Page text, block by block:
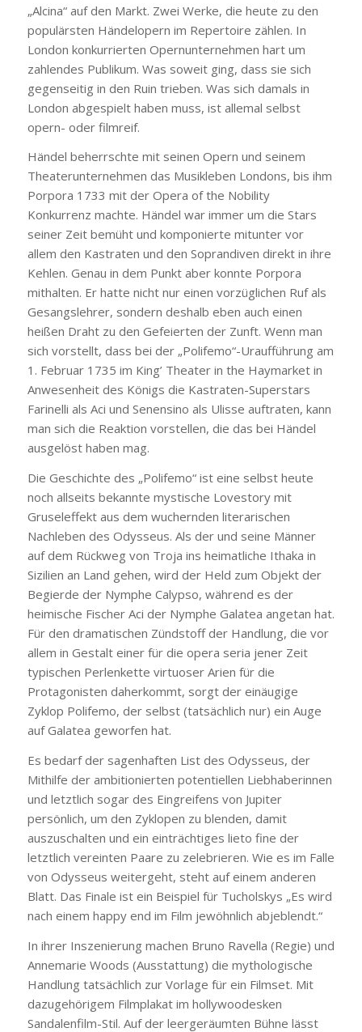
„Alcina“ auf den Markt. Zwei Werke, die heute zu den
populärsten Händelopern im Repertoire zählen. In
London konkurrierten Opernunternehmen hart um
zahlendes Publikum. Was soweit ging, dass sie sich
gegenseitig in den Ruin trieben. Was sich damals in
London abgespielt haben muss, ist allemal selbst
opern- oder filmreif.
Händel beherrschte mit seinen Opern und seinem
Theaterunternehmen das Musikleben Londons, bis ihm
Porpora 1733 mit der Opera of the Nobility
Konkurrenz machte. Händel war immer um die Stars
seiner Zeit bemüht und komponierte mitunter vor
allem den Kastraten und den Soprandiven direkt in ihre
Kehlen. Genau in dem Punkt aber konnte Porpora
mithalten. Er hatte nicht nur einen vorzüglichen Ruf als
Gesangslehrer, sondern deshalb eben auch einen
heißen Draht zu den Gefeierten der Zunft. Wenn man
sich vorstellt, dass bei der „Polifemo“-Uraufführung am
1. Februar 1735 im King’ Theater in the Haymarket in
Anwesenheit des Königs die Kastraten-Superstars
Farinelli als Aci und Senensino als Ulisse auftraten, kann
man sich die Reaktion vorstellen, die das bei Händel
ausgelöst haben mag.
Die Geschichte des „Polifemo“ ist eine selbst heute
noch allseits bekannte mystische Lovestory mit
Gruseleffekt aus dem wuchernden literarischen
Nachleben des Odysseus. Als der und seine Männer
auf dem Rückweg von Troja ins heimatliche Ithaka in
Sizilien an Land gehen, wird der Held zum Objekt der
Begierde der Nymphe Calypso, während es der
heimische Fischer Aci der Nymphe Galatea angetan hat.
Für den dramatischen Zündstoff der Handlung, die vor
allem in Gestalt einer für die opera seria jener Zeit
typischen Perlenkette virtuoser Arien für die
Protagonisten daherkommt, sorgt der einäugige
Zyklop Polifemo, der selbst (tatsächlich nur) ein Auge
auf Galatea geworfen hat.
Es bedarf der sagenhaften List des Odysseus, der
Mithilfe der ambitionierten potentiellen Liebhaberinnen
und letztlich sogar des Eingreifens von Jupiter
persönlich, um den Zyklopen zu blenden, damit
auszuschalten und ein einträchtiges lieto fine der
letztlich vereinten Paare zu zelebrieren. Wie es im Falle
von Odysseus weitergeht, steht auf einem anderen
Blatt. Das Finale ist ein Beispiel für Tucholskys „Es wird
nach einem happy end im Film jewöhnlich abjeblendt.“
In ihrer Inszenierung machen Bruno Ravella (Regie) und
Annemarie Woods (Ausstattung) die mythologische
Handlung tatsächlich zur Vorlage für ein Filmset. Mit
dazugehörigem Filmplakat im hollywoodesken
Sandalenfilm-Stil. Auf der leergeräumten Bühne lässt